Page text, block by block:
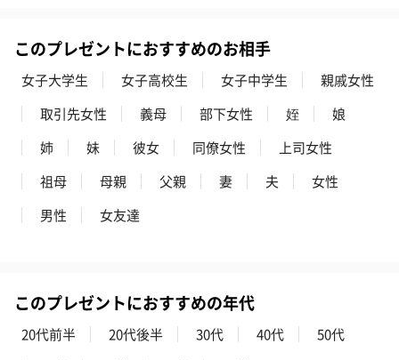
このプレゼントにおすすめのお相手
女子大学生 女子高校生 女子中学生
親戚女性
取引先女性
義母 部下女性 姪
娘
姉
妹 彼女 同僚女性
上司女性
祖母
母親 父親 妻 夫
女性
男性
女友達
このプレゼントにおすすめの年代
20代前半 20代後半 30代 40代
50代